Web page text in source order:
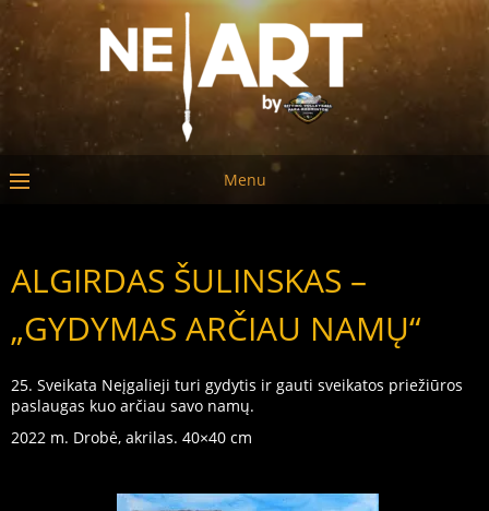
Menu
ALGIRDAS ŠULINSKAS –
„GYDYMAS ARČIAU NAMŲ“
25. Sveikata Neįgalieji turi gydytis ir gauti sveikatos priežiūros
paslaugas kuo arčiau savo namų.
2022 m. Drobė, akrilas. 40×40 cm